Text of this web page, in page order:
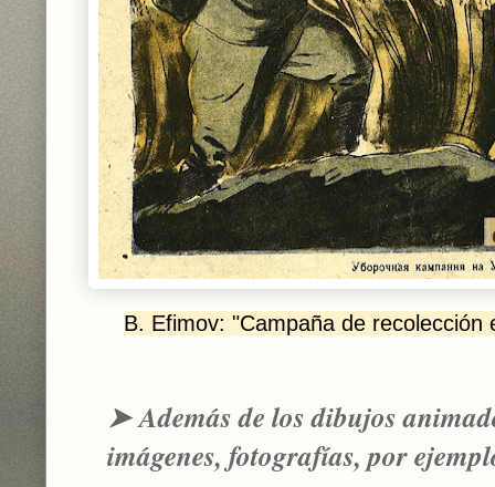
B. Efimov: "Campaña de recolección
➤Además de los dibujos
imágenes, fotografías, por